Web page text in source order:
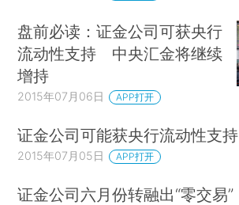
盘前必读：证金公司可获央行
流动性支持 中央汇金将继续
增持
2015年07月06日 APP打开
证金公司可能获央行流动性支持
2015年07月05日 APP打开
证金公司六月份转融出“零交易”